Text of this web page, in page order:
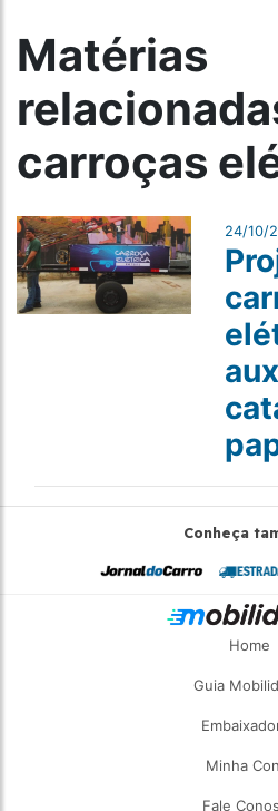
Matérias
carroças
24/10/
Conheça
Home
Guia
Minha
Fale